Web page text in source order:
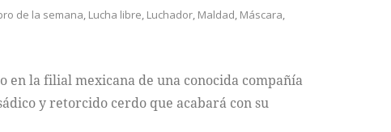
de la semana, Lucha libre, Luchador, Maldad, Máscara,
en la filial mexicana de una conocida compañía
y retorcido cerdo que acabará con su